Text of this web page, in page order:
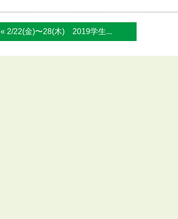
« 2/22(金)〜28(木) 2019学生...